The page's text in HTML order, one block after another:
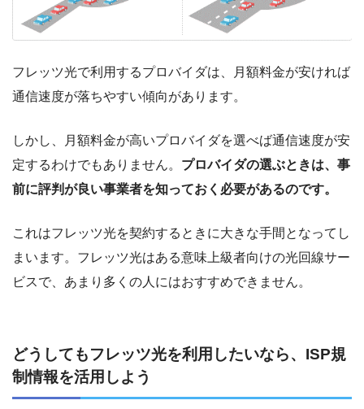
フレッツ光で利用するプロバイダは、月額料金が安ければ
通信速度が落ちやすい傾向があります。
しかし、月額料金が高いプロバイダを選べば通信速度が安
定するわけでもありません。 プロバイダの選ぶときは、事
前に評判が良い事業者を知っておく必要があるのです。
これはフレッツ光を契約するときに大きな手間となってし
まいます。フレッツ光はある意味上級者向けの光回線サー
ビスで、あまり多くの人にはおすすめできません。
どうしてもフレッツ光を利用したいなら、ISP規
制情報を活用しよう